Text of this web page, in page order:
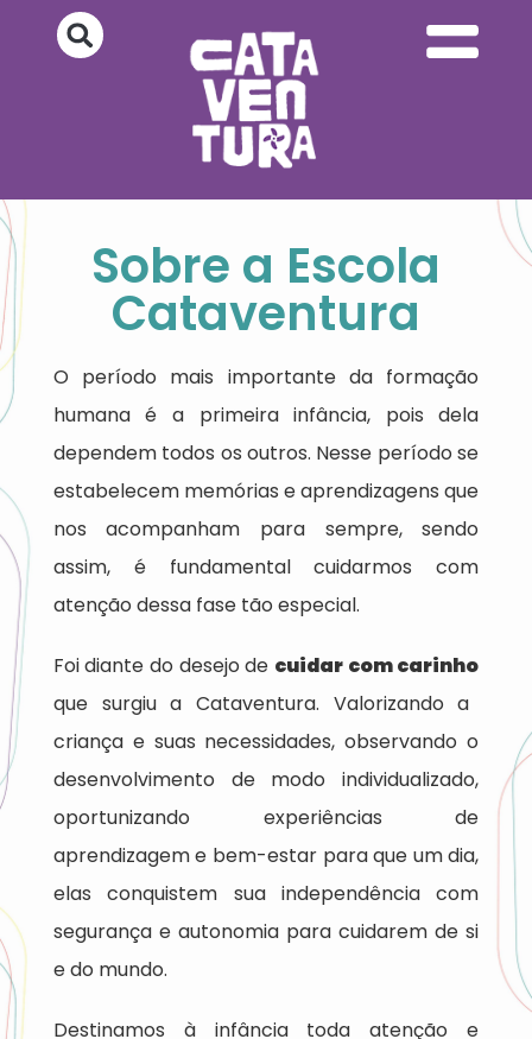
Sobre a Escola
Cataventura
O período mais importante da formação
humana é a primeira infância, pois dela
dependem todos os outros. Nesse período se
estabelecem memórias e aprendizagens que
nos acompanham para sempre, sendo
assim, é fundamental cuidarmos com
atenção dessa fase tão especial.
Foi diante do desejo de cuidar com carinho
que surgiu a Cataventura. Valorizando a
criança e suas necessidades, observando o
desenvolvimento de modo individualizado,
oportunizando experiências de
aprendizagem e bem-estar para que um dia,
elas conquistem sua independência com
segurança e autonomia para cuidarem de si
e do mundo.
Destinamos à infância toda atenção e